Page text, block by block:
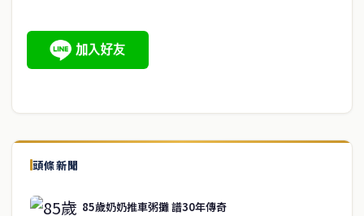
頭條新聞
85歲奶奶推車粥攤 譜30年傳奇